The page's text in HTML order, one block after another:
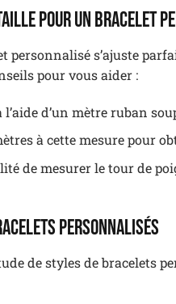
pour un bracelet
personnalisé s’ajuste
pour vous aider :
d’un mètre ruban
à cette mesure pour
de mesurer le tour de
personnalisés
de styles de bracelets